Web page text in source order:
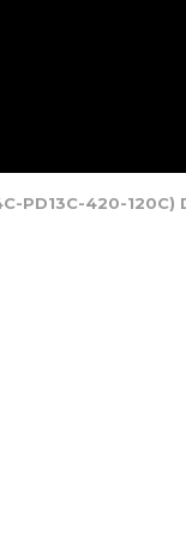
PD13C-420-120C)